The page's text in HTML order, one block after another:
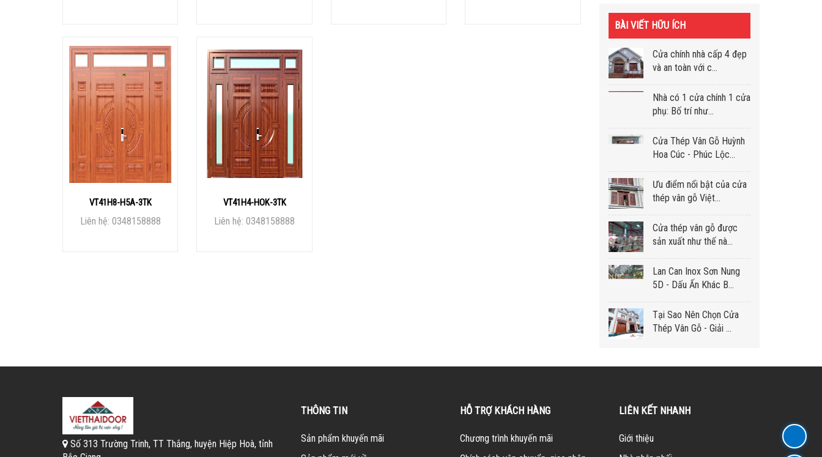
VT41H8-H5A-3TK
Liên hệ: 0348158888
VT41H4-HOK-3TK
Liên hệ: 0348158888
BÀI VIẾT HỮU ÍCH
Cửa chính nhà cấp 4 đẹp
và an toàn với c...
Nhà có 1 cửa chính 1 cửa
phụ: Bố trí như...
Cửa Thép Vân Gỗ Huỳnh
Hoa Cúc - Phúc Lộc...
Ưu điểm nổi bật của cửa
thép vân gỗ Việt...
Cửa thép vân gỗ được
sản xuất như thế nà...
Lan Can Inox Sơn Nung
5D - Dấu Ấn Khác B...
Tại Sao Nên Chọn Cửa
Thép Vân Gỗ - Giải ...
Số 313 Trường Trinh, TT Thắng, huyện Hiệp Hoà, tỉnh
THÔNG TIN
Sản phẩm khuyến mãi
HỖ TRỢ KHÁCH HÀNG
Chương trình khuyến mãi
LIÊN KẾT NHANH
Giới thiệu